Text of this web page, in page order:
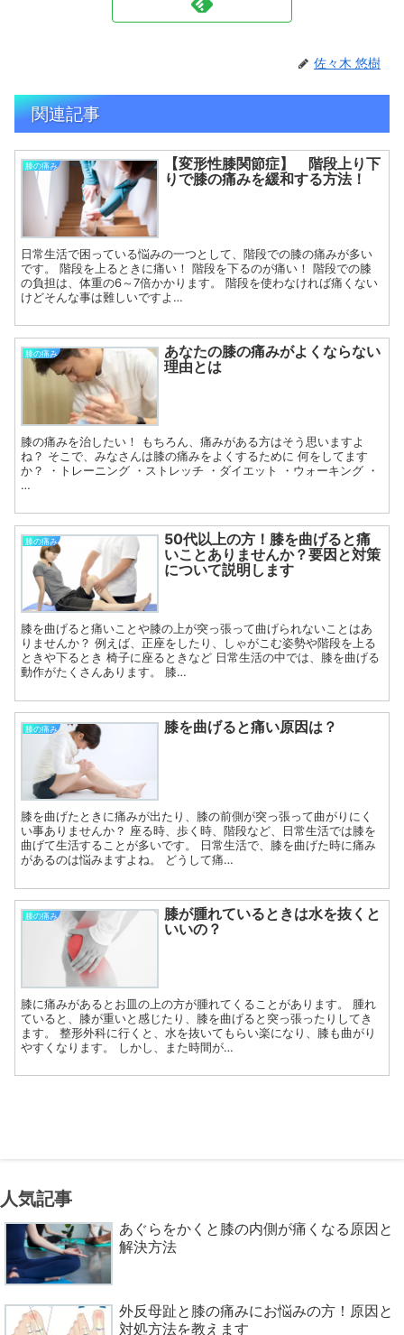
佐々木 悠樹
関連記事
膝の痛み
【変形性膝関節症】 階段上り下
りで膝の痛みを緩和する方法！
日常生活で困っている悩みの一つとして、階段での膝の痛みが多い
です。 階段を上るときに痛い！ 階段を下るのが痛い！ 階段での膝
の負担は、体重の6～7倍かかります。 階段を使わなければ痛くない
けどそんな事は難しいですよ…
膝の痛み
あなたの膝の痛みがよくならない
理由とは
膝の痛みを治したい！ もちろん、痛みがある方はそう思いますよ
ね？ そこで、みなさんは膝の痛みをよくするために 何をしてます
か？ ・トレーニング ・ストレッチ ・ダイエット ・ウォーキング ・
…
膝の痛み
50代以上の方！膝を曲げると痛
いことありませんか？要因と対策
について説明します
膝を曲げると痛いことや膝の上が突っ張って曲げられないことはあ
りませんか？ 例えば、正座をしたり、しゃがこむ姿勢や階段を上る
ときや下るとき 椅子に座るときなど 日常生活の中では、膝を曲げる
動作がたくさんあります。 膝…
膝の痛み 膝を曲げると痛い原因は？
膝を曲げたときに痛みが出たり、膝の前側が突っ張って曲がりにく
い事ありませんか？ 座る時、歩く時、階段など、日常生活では膝を
曲げて生活することが多いです。 日常生活で、膝を曲げた時に痛み
があるのは悩みますよね。 どうして痛…
膝の痛み
膝が腫れているときは水を抜くと
いいの？
膝に痛みがあるとお皿の上の方が腫れてくることがあります。 腫れ
ていると、膝が重いと感じたり、膝を曲げると突っ張ったりしてき
ます。 整形外科に行くと、水を抜いてもらい楽になり、膝も曲がり
やすくなります。 しかし、また時間が…
人気記事
あぐらをかくと膝の内側が痛くなる原因と
解決方法
外反母趾と膝の痛みにお悩みの方！原因と
対処方法を教えます